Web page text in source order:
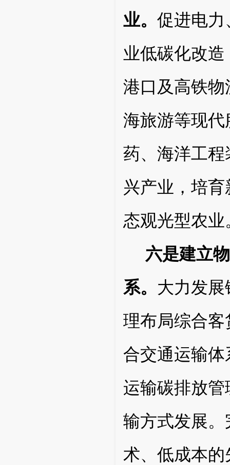
业。 促进电力
业低碳化改
港口及高铁
海旅游等现
药、海洋工
兴产业，培
态观光型农业
六是建立
系。 大力发
理布局综合
合交通运输
运输碳排放
输方式发展
术、低成本